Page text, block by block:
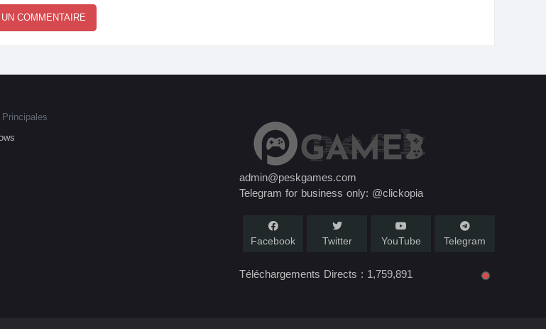
COMMENTAIRE
admin@peskgames.com
Telegram for business only: @clickopia
Facebook Twitter YouTube Telegram
Téléchargements Directs : 1,759,891